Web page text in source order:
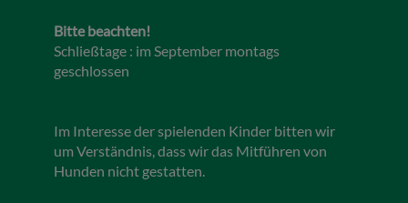
Bitte beachten!
Schließtage : im September montags
geschlossen
Im Interesse der spielenden Kinder bitten wir
um Verständnis, dass wir das Mitführen von
Hunden nicht gestatten.